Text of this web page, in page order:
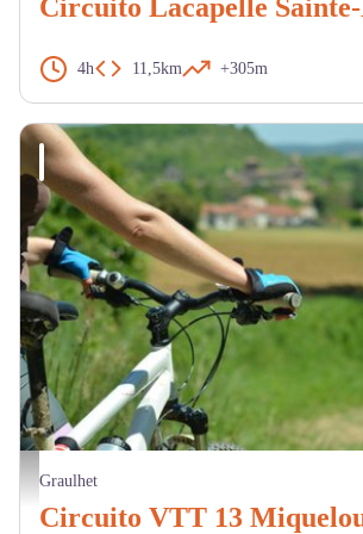
Circuito Lacapelle
4h 11,5km +305m
Perrine Astruc
Graulhet
Circuito VTT 13